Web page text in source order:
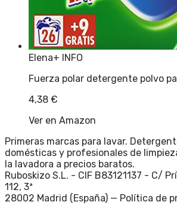
Elena+ INFO
Fuerza polar detergente polvo
4,38 €
Ver en Amazon
Primeras marcas para lavar.
domésticas y profesionales de
la lavadora a precios baratos.
Ruboskizo S.L. - CIF B83121137 - C/
112, 3ª
28002 Madrid (España) — Política de